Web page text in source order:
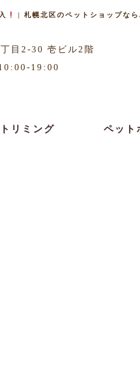
| 札幌北区のペットショップな
目2-30 壱ビル2階
19:00
トリミング ペット